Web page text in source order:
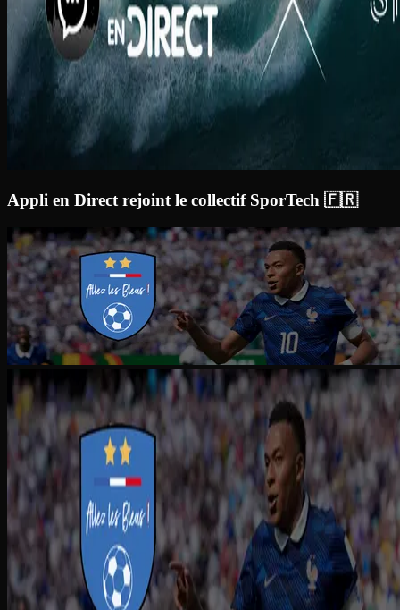
Appli en Direct rejoint le collectif SporTech 🇫🇷